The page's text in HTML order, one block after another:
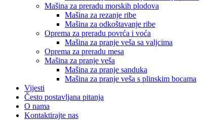
Mašina za preradu morskih plodova
Mašina za rezanje ribe
Mašina za odkoštavanje ribe
Oprema za preradu povrća i voća
Mašina za pranje veša sa valjcima
Oprema za preradu mesa
Mašina za pranje veša
Mašina za pranje sanduka
Mašina za pranje veša s plinskim bocama
Vijesti
Često postavljana pitanja
O nama
Kontaktirajte nas